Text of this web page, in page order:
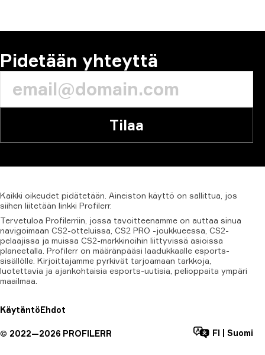
Pidetään yhteyttä
Tilaa
Kaikki oikeudet pidätetään. Aineiston käyttö on sallittua, jos
siihen liitetään linkki Profilerr.
Tervetuloa Profilerriin, jossa tavoitteenamme on auttaa sinua
navigoimaan CS2-otteluissa, CS2 PRO -joukkueessa, CS2-
pelaajissa ja muissa CS2-markkinoihin liittyvissä asioissa
planeetalla. Profilerr on määränpääsi laadukkaalle esports-
sisällölle. Kirjoittajamme pyrkivät tarjoamaan tarkkoja,
luotettavia ja ajankohtaisia esports-uutisia, pelioppaita ympäri
maailmaa.
KäytäntöEhdot
© 2022—2026 PROFILERR FI Suomi